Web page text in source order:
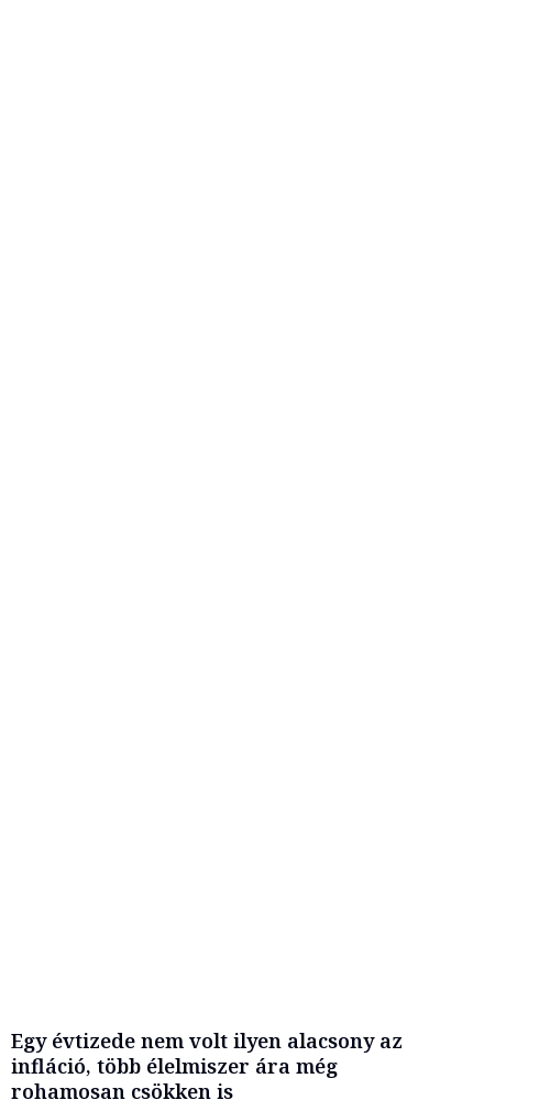
Egy évtizede nem volt ilyen alacsony az
infláció, több élelmiszer ára még
rohamosan csökken is